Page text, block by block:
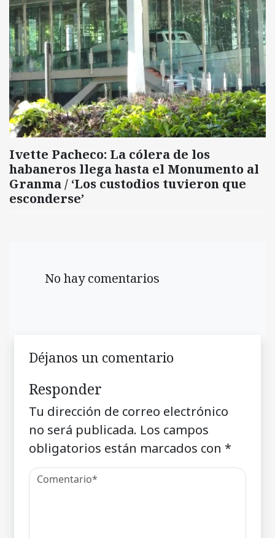
Ivette Pacheco: La cólera de los
habaneros llega hasta el Monumento al
Granma / ‘Los custodios tuvieron que
esconderse’
No hay comentarios
Déjanos un comentario
Responder
Tu dirección de correo electrónico
no será publicada. Los campos
obligatorios están marcados con *